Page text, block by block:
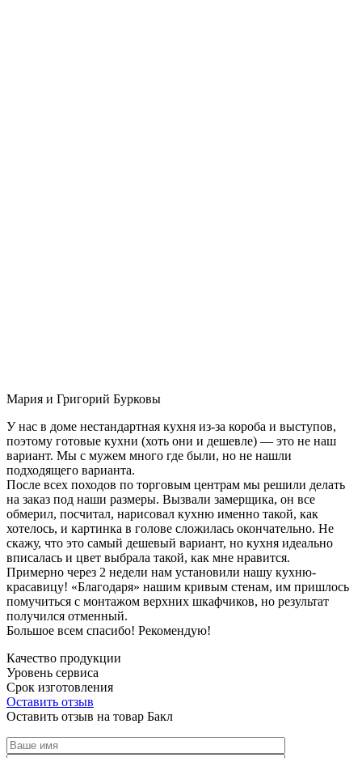
Мария и Григорий Бурковы
У нас в доме нестандартная кухня из-за короба и выступов,
поэтому готовые кухни (хоть они и дешевле) — это не наш
вариант. Мы с мужем много где были, но не нашли
подходящего варианта.
После всех походов по торговым центрам мы решили делать
на заказ под наши размеры. Вызвали замерщика, он все
обмерил, посчитал, нарисовал кухню именно такой, как
хотелось, и картинка в голове сложилась окончательно. Не
скажу, что это самый дешевый вариант, но кухня идеально
вписалась и цвет выбрала такой, как мне нравится.
Примерно через 2 недели нам установили нашу кухню-
красавицу! «Благодаря» нашим кривым стенам, им пришлось
помучиться с монтажом верхних шкафчиков, но результат
получился отменный.
Большое всем спасибо! Рекомендую!
Качество продукции
Уровень сервиса
Срок изготовления
Оставить отзыв
Оставить отзыв на товар Бакл